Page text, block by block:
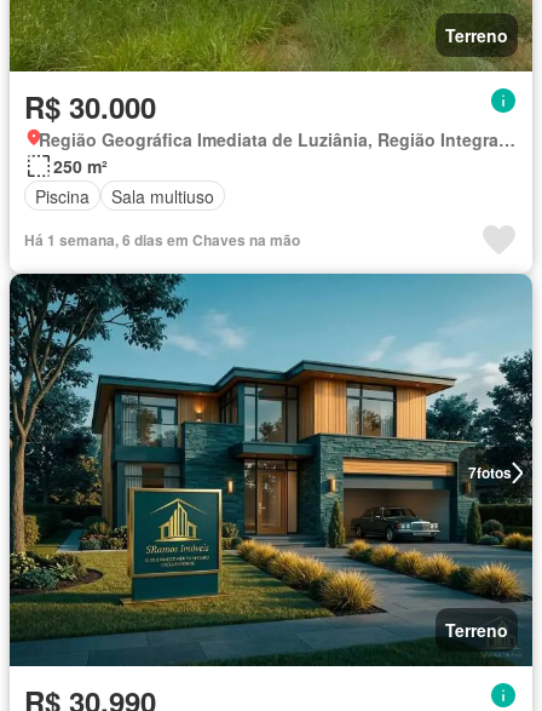
Terreno
R$ 30.000
Região Geográfica Imediata de Luziânia, Região Integrada de Desenvolvimento do Distrito Federal e Entorno
250 m²
Piscina
Sala multiuso
Há 1 semana, 6 dias em Chaves na mão
7fotos
Terreno
R$ 30.990